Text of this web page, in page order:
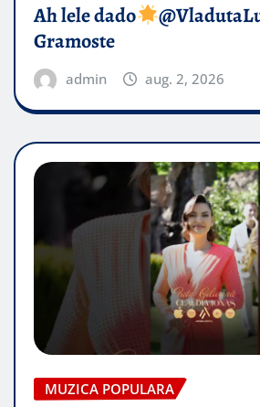
Ah lele dado​
Gramoste
admin aug. 2, 2026
MUZICA POPULARA